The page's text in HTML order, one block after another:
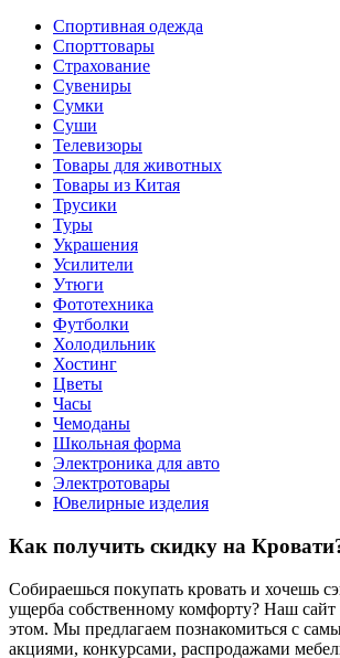
Спортивная одежда
Спорттовары
Страхование
Сувениры
Сумки
Суши
Телевизоры
Товары для животных
Товары из Китая
Трусики
Туры
Украшения
Усилители
Утюги
Фототехника
Футболки
Холодильник
Хостинг
Цветы
Часы
Чемоданы
Школьная форма
Электроника для авто
Электротовары
Ювелирные изделия
Как получить скидку на
Собираешься покупать кровать и хочешь
ущерба собственному комфорту? Наш сайт
этом. Мы предлагаем познакомиться с
акциями, конкурсами, распродажами